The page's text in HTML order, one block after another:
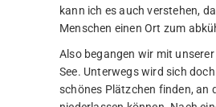
kann ich es auch verstehen,
Menschen einen Ort zum
Also begangen wir mit unserer
See. Unterwegs wird sich
schönes Plätzchen finden, an